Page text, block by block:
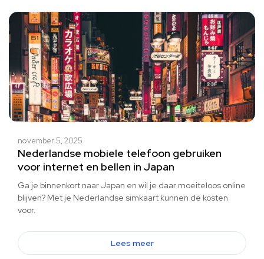
november 5, 2025
Nederlandse mobiele telefoon gebruiken
voor internet en bellen in Japan
Ga je binnenkort naar Japan en wil je daar moeiteloos online
blijven? Met je Nederlandse simkaart kunnen de kosten
voor.
Lees meer